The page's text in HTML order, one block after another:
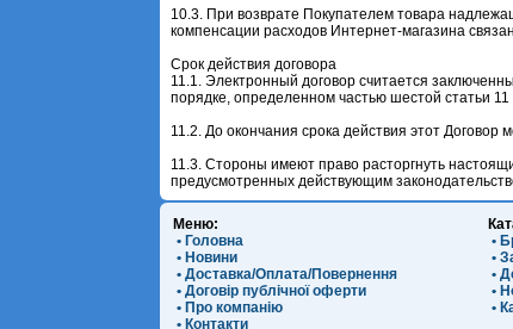
10.3. При возврате Покупателем товара
компенсации расходов Интернет-магазина
Срок действия договора
11.1. Электронный договор считается
порядке, определенном частью шестой статьи
11.2. До окончания срока действия этот
11.3. Стороны имеют право расторгнуть
предусмотренных действующим
Меню:
• Головна
• Новини
• Доставка/Оплата/Повернення
• Договір публічної оферти
• Про компанію
• Контакти
•
•
•
•
•